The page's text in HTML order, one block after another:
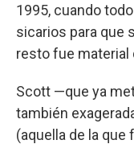
1995, cuando
sicarios para que
resto fue material
Scott —que ya
también
(aquella de la que